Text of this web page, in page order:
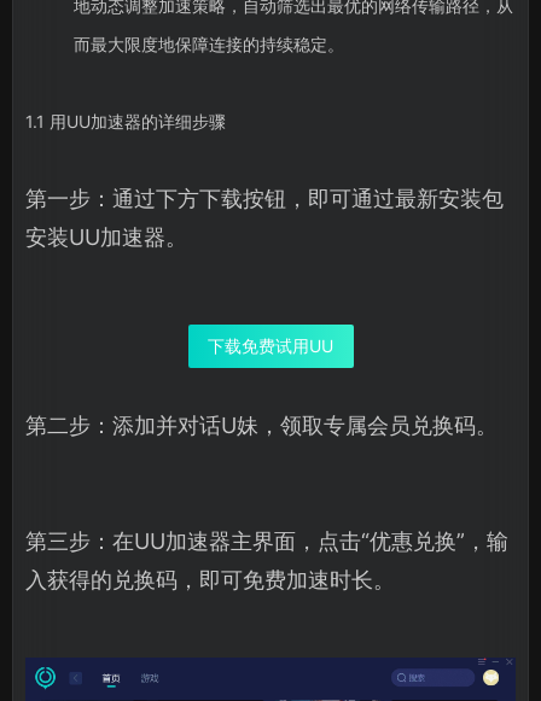
地动态调整加速策略，自动筛选出最优的网络传输路径，从
而最大限度地保障连接的持续稳定。
1.1 用UU加速器的详细步骤
第一步：通过下方下载按钮，即可通过最新安装包
安装UU加速器。
下载免费试用UU
第二步：添加并对话U妹，领取专属会员兑换码。
第三步：在UU加速器主界面，点击“优惠兑换”，输
入获得的兑换码，即可免费加速时长。